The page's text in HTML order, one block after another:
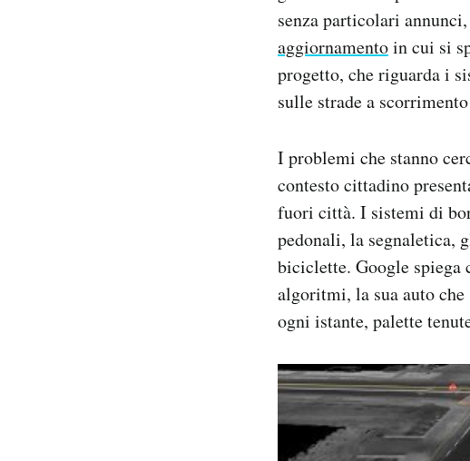
senza particolari
aggiornamentoin cui si
progetto, che riguarda i
sulle strade a
I problemi che stanno
contesto cittadino
fuori città. I sistemi di
pedonali, la segnaletica,
biciclette. Google spiega
algoritmi, la sua auto
ogni istante, palette